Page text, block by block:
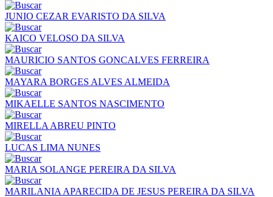
JUNIO CEZAR EVARISTO DA SILVA
KAICO VELOSO DA SILVA
MAURICIO SANTOS GONCALVES FERREIRA
MAYARA BORGES ALVES ALMEIDA
MIKAELLE SANTOS NASCIMENTO
MIRELLA ABREU PINTO
LUCAS LIMA NUNES
MARIA SOLANGE PEREIRA DA SILVA
MARILANIA APARECIDA DE JESUS PEREIRA DA SILVA